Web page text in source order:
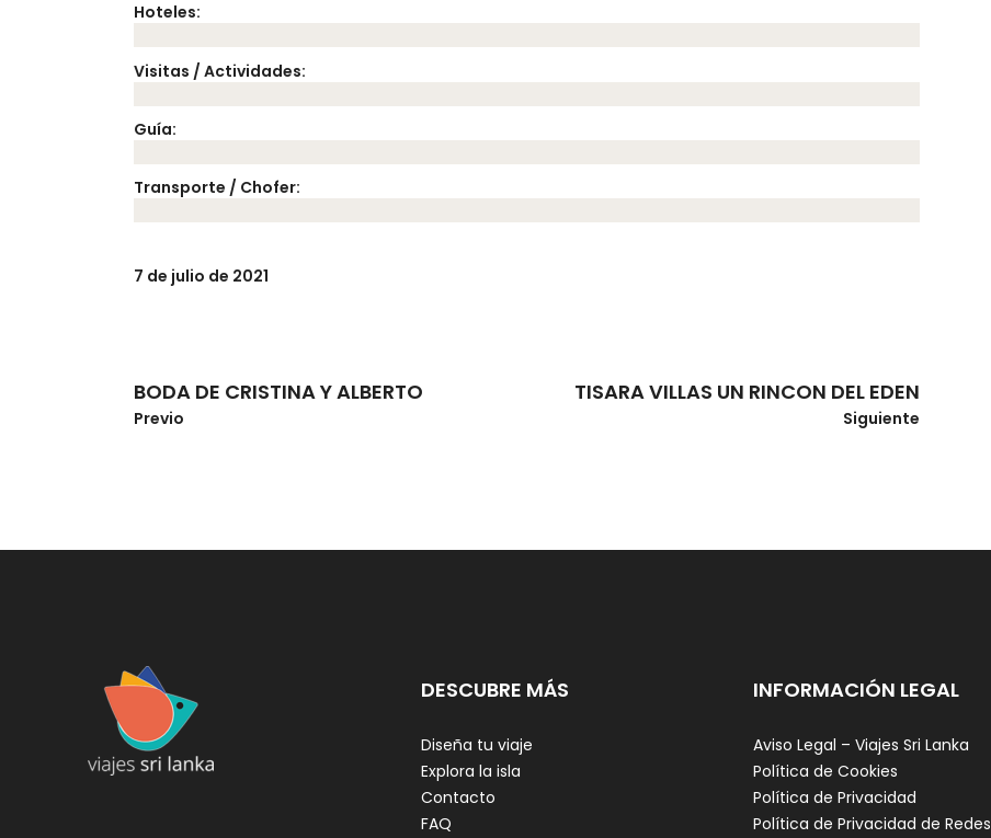
Hoteles:
Visitas / Actividades:
Guía:
Transporte / Chofer:
7 de julio de 2021
BODA DE CRISTINA Y ALBERTO
Previo
TISARA VILLAS UN RINCON DEL EDEN
Siguiente
DESCUBRE MÁS
Diseña tu viaje
Explora la isla
Contacto
FAQ
INFORMACIÓN LEGAL
Aviso Legal – Viajes Sri Lanka
Política de Cookies
Política de Privacidad
Política de Privacidad de Redes